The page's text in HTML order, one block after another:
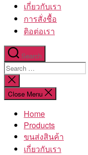
เกี่ยวกับเรา
การสั่งชื้อ
ติอต่อเรา
Search
Search
for:
Close
search
Close Menu
Home
Products
ขนส่งสินค้า
เกี่ยวกับเรา